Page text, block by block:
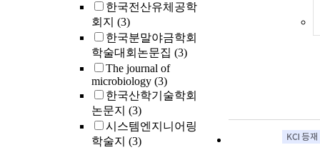
한국전산유체공학
회지 (3)
한국분말야금학회
학술대회논문집 (3)
The journal of
microbiology (3)
한국산학기술학회
논문지 (3)
시스템엔지니어링
학술지 (3)